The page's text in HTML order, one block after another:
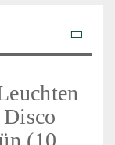
(10